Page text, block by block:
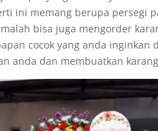
ini memang berupa persegi
bisa juga mengorder
cocok yang anda inginkan
anda dan membuatkan